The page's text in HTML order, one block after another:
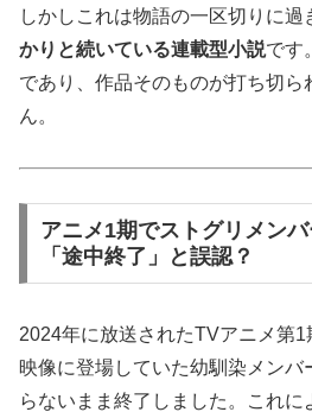
しかしこれは物語の一区切りに過
かりと続いている連載型小説です
であり、作品そのものが打ち切ら
ん。
アニメ1期でストグリメン
「途中終了」と誤認？
2024年に放送されたTVアニメ第
映像に登場していた幼馴染メンバ
らないまま終了しました。これ